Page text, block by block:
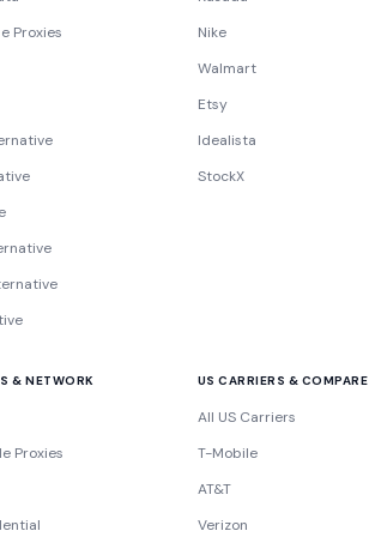
Proxies
Nike
Walmart
Etsy
Idealista
StockX
& NETWORK
Proxies
US CARRIERS & COMPARE
All US Carriers
T-Mobile
AT&T
Verizon